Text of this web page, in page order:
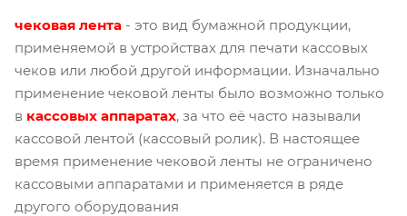
чековая лента - это вид бумажной продукции,
применяемой в устройствах для печати кассовых
чеков или любой другой информации. Изначально
применение чековой ленты было возможно только
в кассовых аппаратах, за что её часто называли
кассовой лентой (кассовый ролик). В настоящее
время применение чековой ленты не ограничено
кассовыми аппаратами и применяется в ряде
другого оборудования